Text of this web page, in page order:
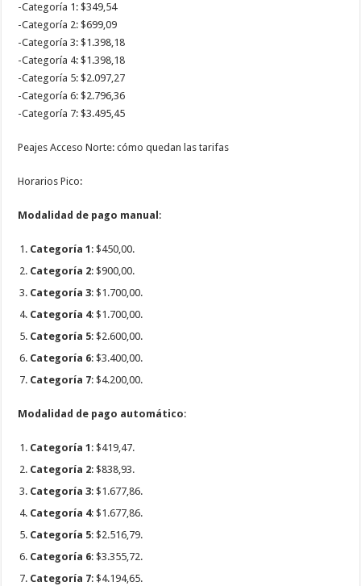
-Categoría 1: $349,54
-Categoría 2: $699,09
-Categoría 3: $1.398,18
-Categoría 4: $1.398,18
-Categoría 5: $2.097,27
-Categoría 6: $2.796,36
-Categoría 7: $3.495,45
Peajes Acceso Norte: cómo quedan las tarifas
Horarios Pico:
Modalidad de pago manual :
Categoría 1 : $450,00.
Categoría 2: $900,00.
Categoría 3: $1.700,00.
Categoría 4: $1.700,00.
Categoría 5: $2.600,00.
Categoría 6: $3.400,00.
Categoría 7: $4.200,00.
Modalidad de pago automático:
Categoría 1 : $419,47.
Categoría 2: $838,93.
Categoría 3: $1.677,86.
Categoría 4: $1.677,86.
Categoría 5: $2.516,79.
Categoría 6: $3.355,72.
Categoría 7: $4.194,65.